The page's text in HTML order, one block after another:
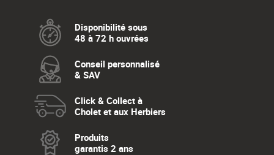
Disponibilité sous
48 à 72 h ouvrées
Conseil personnalisé
& SAV
Click & Collect à
Cholet et aux Herbiers
Produits
garantis 2 ans